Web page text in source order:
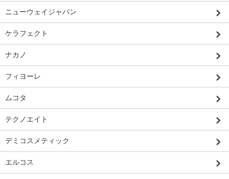
ニューウェイジャパン
ケラフェクト
ナカノ
フィヨーレ
ムコタ
テクノエイト
デミコスメティック
エルコス